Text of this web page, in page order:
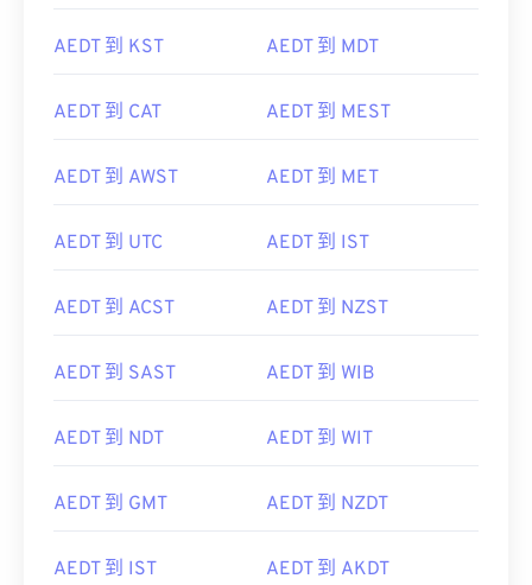
AEDT 到 KST AEDT 到 MDT
AEDT 到 CAT AEDT 到 MEST
AEDT 到 AWST AEDT 到 MET
AEDT 到 UTC AEDT 到 IST
AEDT 到 ACST AEDT 到 NZST
AEDT 到 SAST AEDT 到 WIB
AEDT 到 NDT AEDT 到 WIT
AEDT 到 GMT AEDT 到 NZDT
AEDT 到 IST AEDT 到 AKDT